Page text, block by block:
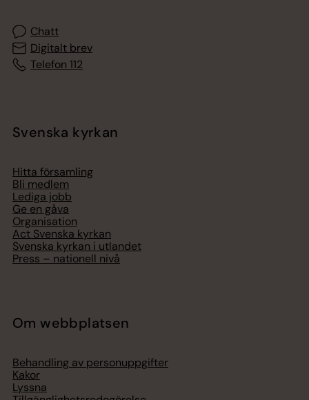
Chatt
Digitalt brev
Telefon 112
Svenska kyrkan
Hitta församling
Bli medlem
Lediga jobb
Ge en gåva
Organisation
Act Svenska kyrkan
Svenska kyrkan i utlandet
Press – nationell nivå
Om webbplatsen
Behandling av personuppgifter
Kakor
Lyssna